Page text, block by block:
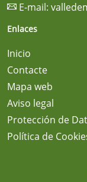
E-mail:
Enlaces
Inicio
Contacte
Mapa web
Aviso legal
Protección de
Política de